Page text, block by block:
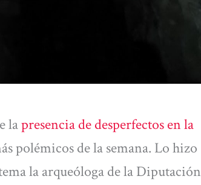
lapresencia de desperfectos en la
polémicos de la semana. Lo hizo
la arqueóloga de la Diputación